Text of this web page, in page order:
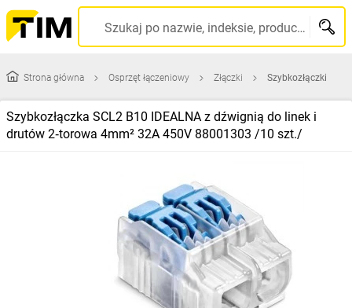
Szukaj po nazwie, indeksie, producencie, kodzie kreskowym...
Strona główna Osprzęt łączeniowy Złączki Szybkozłączki
Szybkozłączka SCL2 B10 IDEALNA z dźwignią do linek i
drutów 2‑torowa 4mm² 32A 450V 88001303 /10 szt./